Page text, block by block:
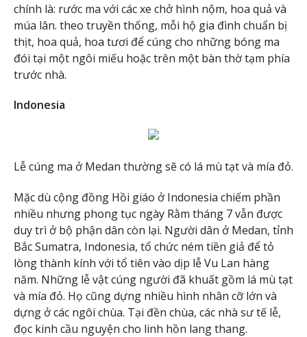
chính là: rước ma với các xe chở hình nộm, hoa quả và
múa lân. theo truyền thống, mỗi hộ gia đình chuẩn bị
thịt, hoa quả, hoa tươi để cúng cho những bóng ma
đói tại một ngôi miếu hoặc trên một bàn thờ tạm phía
trước nhà.
Indonesia
Lễ cúng ma ở Medan thường sẽ có lá mù tạt và mía đỏ.
Mặc dù cộng đồng Hồi giáo ở Indonesia chiếm phần
nhiều nhưng phong tục ngày Rằm tháng 7 vẫn được
duy trì ở bộ phận dân còn lại. Người dân ở Medan, tỉnh
Bắc Sumatra, Indonesia, tổ chức ném tiền giả để tỏ
lòng thành kính với tổ tiên vào dịp lễ Vu Lan hàng
năm. Những lễ vật cúng người đã khuất gồm lá mù tạt
và mía đỏ. Họ cũng dựng nhiều hình nhân cỡ lớn và
dựng ở các ngôi chùa. Tại đền chùa, các nhà sư tế lễ,
đọc kinh cầu nguyện cho linh hồn lang thang.